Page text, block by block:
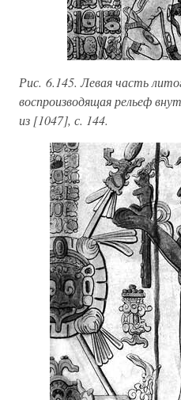
Рис. 6.145. Левая часть
воспроизводящая рельеф
из [1047], с. 144.